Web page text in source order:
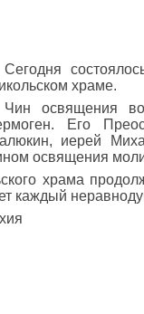
Сегодня
храме.
Чин освящения
Его
иерей
освящения
храма
каждый